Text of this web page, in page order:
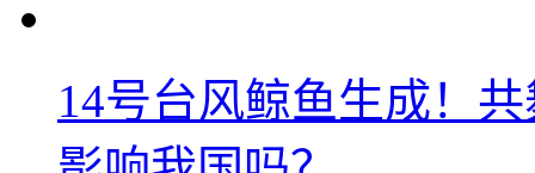
14号台风鲸鱼生成！